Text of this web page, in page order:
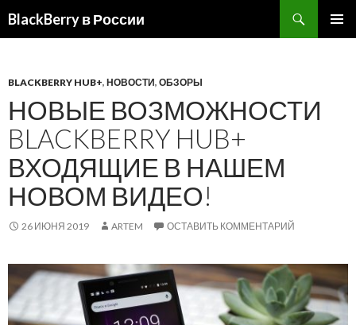
BlackBerry в России
BLACKBERRY HUB+, НОВОСТИ, ОБЗОРЫ
НОВЫЕ ВОЗМОЖНОСТИ
BLACKBERRY HUB+
ВХОДЯЩИЕ В НАШЕМ
НОВОМ ВИДЕО!
26 ИЮНЯ 2019 ARTEM ОСТАВИТЬ КОММЕНТАРИЙ